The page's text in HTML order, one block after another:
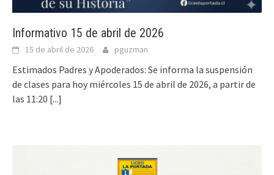
Informativo 15 de abril de 2026
15 de abril de 2026 pguzman
Estimados Padres y Apoderados: Se informa la suspensión
de clases para hoy miércoles 15 de abril de 2026, a partir de
las 11:20 [...]